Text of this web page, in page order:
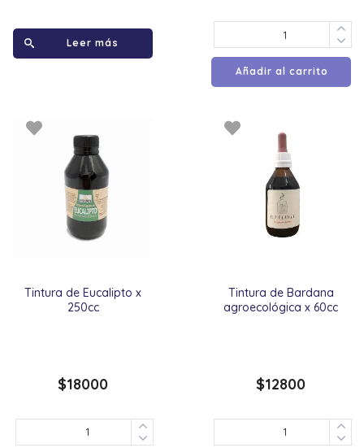
Leer más
Añadir al carrito
Tintura de Eucalipto x
250cc
$18000
Tintura de Bardana
agroecológica x 60cc
$12800